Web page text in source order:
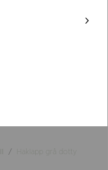
Haklapp grå dotty